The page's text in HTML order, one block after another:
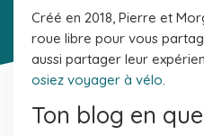
Créé en 2018, Pierre et
roue libre pour vous
aussi partager leur
osiez voyager à vélo.
Ton blog en